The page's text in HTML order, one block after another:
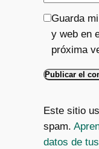
Guarda
y web en
próxima
Este sitio
spam.
datos de